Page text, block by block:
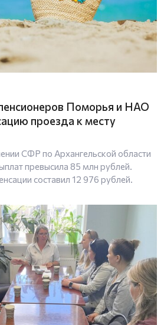
Поморья и НАО
проезда к месту
СФР по Архангельской области
превысила 85 млн рублей.
составил 12 976 рублей.